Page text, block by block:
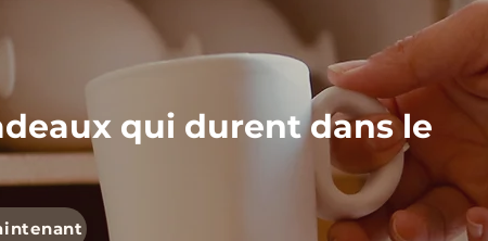
qui durent dans le